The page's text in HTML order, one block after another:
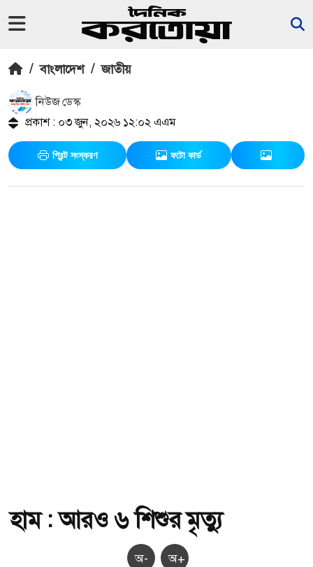
/ বাংলাদেশ / জাতীয়
নিউজ ডেস্ক
প্রকাশ : ০৩ জুন, ২০২৬ ১২:০২ এএম
প্রিন্ট সংস্করণ ফটো কার্ড
হাম : আরও ৬ শিশুর মৃত্যু
অ- অ+